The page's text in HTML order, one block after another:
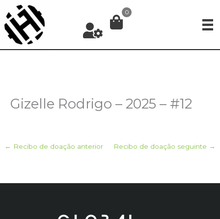
para
conteúdo
0
Gizelle Rodrigo – 2025 – #12
← Recibo de doação anterior Recibo de doação seguinte →